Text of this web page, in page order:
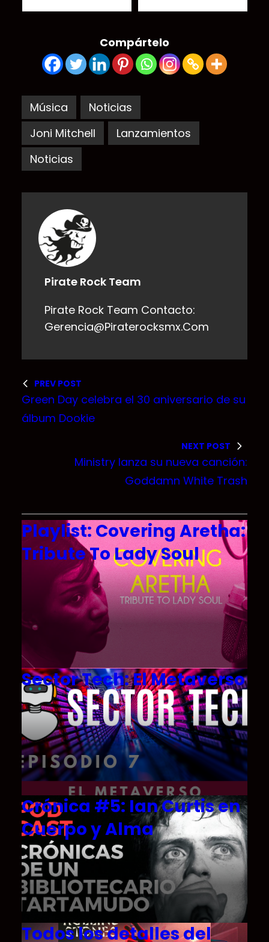
Compártelo
Música
Noticias
Joni Mitchell
Lanzamientos
Noticias
Pirate Rock Team
Pirate Rock Team Contacto:
Gerencia@piraterocksmx.com
PREV POST
Green Day celebra el 30 aniversario de su
álbum Dookie
NEXT POST
Ministry lanza su nueva canción:
Goddamn White Trash
Playlist: Covering Aretha:
Tribute To Lady Soul
Sector Tech: El Metaverso
Crónica #5: Ian Curtis en
Cuerpo y Alma
Todos los detalles del